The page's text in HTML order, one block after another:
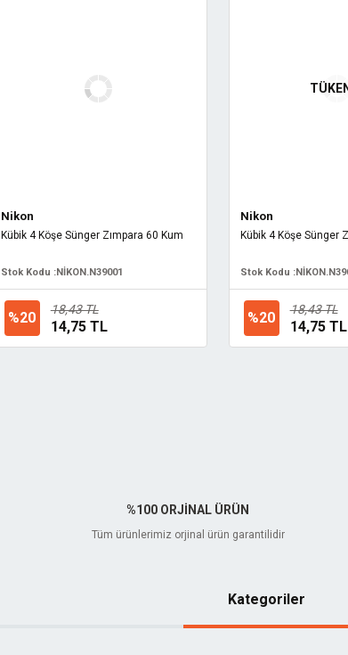
Nikon
Kübik 4 Köşe Sünger Zımpara 60 Kum
Stok Kodu :NİKON.N39001
%20 18,43 TL
14,75 TL
Nikon
Kübik 4 Köşe Sünger
Stok Kodu :
%20 18,43 TL
14,75 TL
%100 ORJİNAL ÜRÜN
Tüm ürünlerimiz orjinal ürün garantilidir
Kategoriler